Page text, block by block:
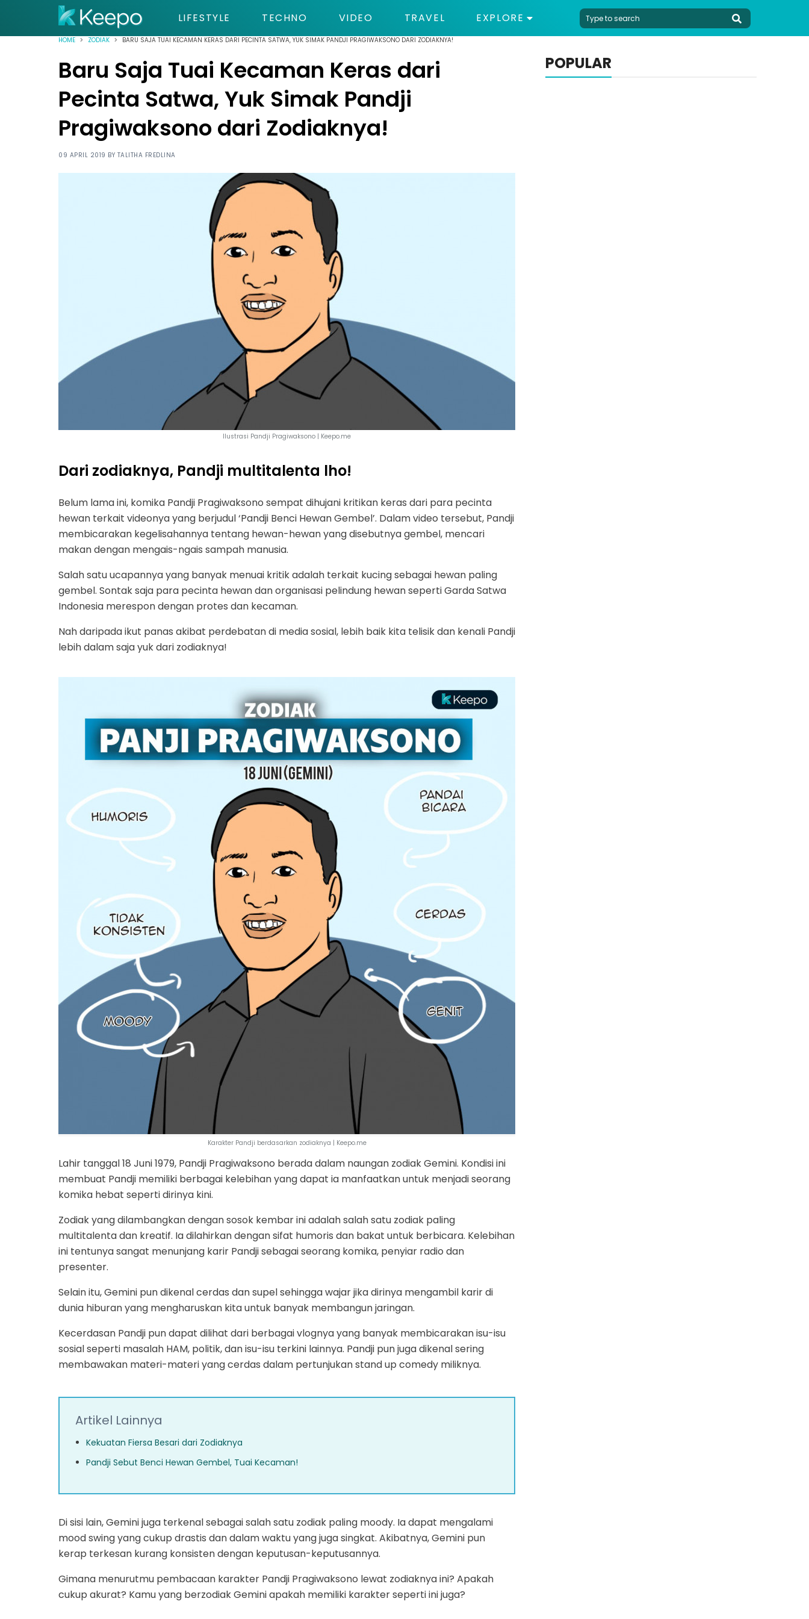
LIFESTYLE TECHNO VIDEO TRAVEL EXPLORE
HOME ZODIAK BARU SAJA TUAI KECAMAN KERAS DARI PECINTA SATWA, YUK SIMAK PANDJI PRAGIWAKSONO DARI ZODIAKNYA!
Baru Saja Tuai Kecaman Keras dari
Pecinta Satwa, Yuk Simak Pandji
Pragiwaksono dari Zodiaknya!
09 APRIL 2019 BY TALITHA FREDLINA
Ilustrasi Pandji Pragiwaksono | Keepo.me
Dari zodiaknya, Pandji multitalenta lho!
Belum lama ini, komika Pandji Pragiwaksono sempat dihujani kritikan keras dari para pecinta
hewan terkait videonya yang berjudul ‘Pandji Benci Hewan Gembel’. Dalam video tersebut, Pandji
membicarakan kegelisahannya tentang hewan-hewan yang disebutnya gembel, mencari
makan dengan mengais-ngais sampah manusia.
Salah satu ucapannya yang banyak menuai kritik adalah terkait kucing sebagai hewan paling
gembel. Sontak saja para pecinta hewan dan organisasi pelindung hewan seperti Garda Satwa
Indonesia merespon dengan protes dan kecaman.
Nah daripada ikut panas akibat perdebatan di media sosial, lebih baik kita telisik dan kenali Pandji
lebih dalam saja yuk dari zodiaknya!
Karakter Pandji berdasarkan zodiaknya | Keepo.me
Lahir tanggal 18 Juni 1979, Pandji Pragiwaksono berada dalam naungan zodiak Gemini. Kondisi ini
membuat Pandji memiliki berbagai kelebihan yang dapat ia manfaatkan untuk menjadi seorang
komika hebat seperti dirinya kini.
Zodiak yang dilambangkan dengan sosok kembar ini adalah salah satu zodiak paling
multitalenta dan kreatif. Ia dilahirkan dengan sifat humoris dan bakat untuk berbicara. Kelebihan
ini tentunya sangat menunjang karir Pandji sebagai seorang komika, penyiar radio dan
presenter.
Selain itu, Gemini pun dikenal cerdas dan supel sehingga wajar jika dirinya mengambil karir di
dunia hiburan yang mengharuskan kita untuk banyak membangun jaringan.
Kecerdasan Pandji pun dapat dilihat dari berbagai vlognya yang banyak membicarakan isu-isu
sosial seperti masalah HAM, politik, dan isu-isu terkini lainnya. Pandji pun juga dikenal sering
membawakan materi-materi yang cerdas dalam pertunjukan stand up comedy miliknya.
Artikel Lainnya
Kekuatan Fiersa Besari dari Zodiaknya
Pandji Sebut Benci Hewan Gembel, Tuai Kecaman!
Di sisi lain, Gemini juga terkenal sebagai salah satu zodiak paling moody. Ia dapat mengalami
mood swing yang cukup drastis dan dalam waktu yang juga singkat. Akibatnya, Gemini pun
kerap terkesan kurang konsisten dengan keputusan-keputusannya.
Gimana menurutmu pembacaan karakter Pandji Pragiwaksono lewat zodiaknya ini? Apakah
cukup akurat? Kamu yang berzodiak Gemini apakah memiliki karakter seperti ini juga?
POPULAR